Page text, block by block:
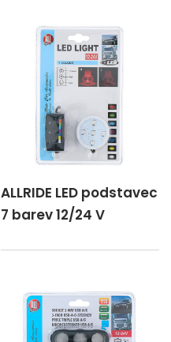
ALLRIDE LED podstavec
7 barev 12/24 V